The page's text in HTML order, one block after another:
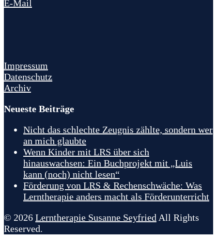
E-Mail
Impressum
Datenschutz
Archiv
Neueste Beiträge
Nicht das schlechte Zeugnis zählte, sondern wer
an mich glaubte
Wenn Kinder mit LRS über sich
hinauswachsen: Ein Buchprojekt mit „Luis
kann (noch) nicht lesen“
Förderung von LRS & Rechenschwäche: Was
Lerntherapie anders macht als Förderunterricht
© 2026 Lerntherapie Susanne SeyfriedAll Rights
Reserved.